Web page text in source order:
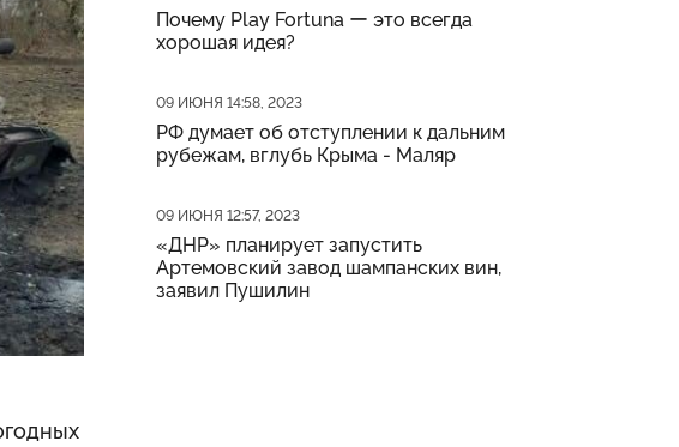
Почему Play Fortuna ー это всегда
хорошая идея?
Дата публикации
09 ИЮНЯ 14:58, 2023
РФ думает об отступлении к дальним
рубежам, вглубь Крыма - Маляр
Дата публикации
09 ИЮНЯ 12:57, 2023
«ДНР» планирует запустить
Артемовский завод шампанских вин,
заявил Пушилин